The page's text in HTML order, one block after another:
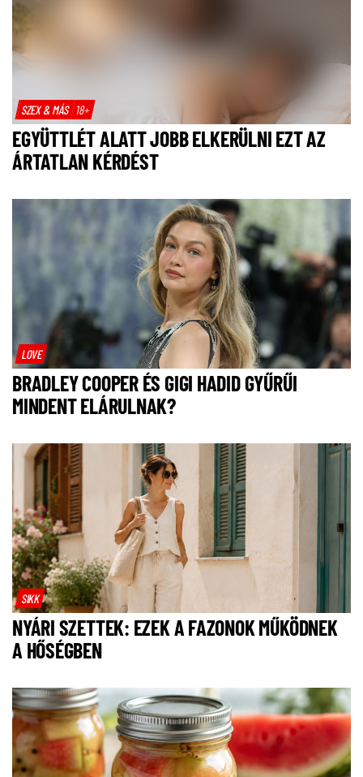
SZEX & MÁS 18+
EGYÜTTLÉT ALATT JOBB ELKERÜLNI EZT AZ
ÁRTATLAN KÉRDÉST
LOVE
BRADLEY COOPER ÉS GIGI HADID GYŰRŰI
MINDENT ELÁRULNAK?
SIKK
NYÁRI SZETTEK: EZEK A FAZONOK MŰKÖDNEK
A HŐSÉGBEN